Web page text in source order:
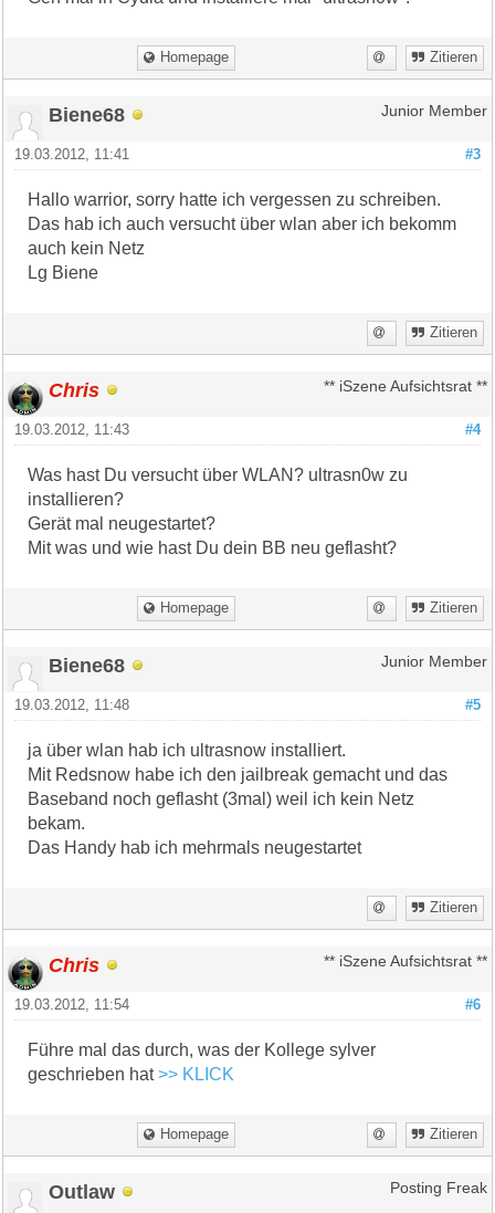
Homepage Zitieren
Biene68 Junior Member
#3
19.03.2012, 11:41
Hallo warrior, sorry hatte ich vergessen zu schreiben.
Das hab ich auch versucht über wlan aber ich bekomm
auch kein Netz
Lg Biene
Zitieren
Chris ** iSzene Aufsichtsrat **
#4
19.03.2012, 11:43
Was hast Du versucht über WLAN? ultrasn0w zu
installieren?
Gerät mal neugestartet?
Mit was und wie hast Du dein BB neu geflasht?
Homepage Zitieren
Biene68 Junior Member
#5
19.03.2012, 11:48
ja über wlan hab ich ultrasnow installiert.
Mit Redsnow habe ich den jailbreak gemacht und das
Baseband noch geflasht (3mal) weil ich kein Netz
bekam.
Das Handy hab ich mehrmals neugestartet
Zitieren
Chris ** iSzene Aufsichtsrat **
#6
19.03.2012, 11:54
Führe mal das durch, was der Kollege sylver
geschrieben hat>> KLICK
Homepage Zitieren
Outlaw Posting Freak